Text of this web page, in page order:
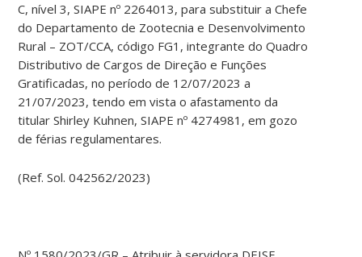
C, nível 3, SIAPE nº 2264013, para substituir a Chefe
do Departamento de Zootecnia e Desenvolvimento
Rural – ZOT/CCA, código FG1, integrante do Quadro
Distributivo de Cargos de Direção e Funções
Gratificadas, no período de 12/07/2023 a
21/07/2023, tendo em vista o afastamento da
titular Shirley Kuhnen, SIAPE nº 4274981, em gozo
de férias regulamentares.
(Ref. Sol. 042562/2023)